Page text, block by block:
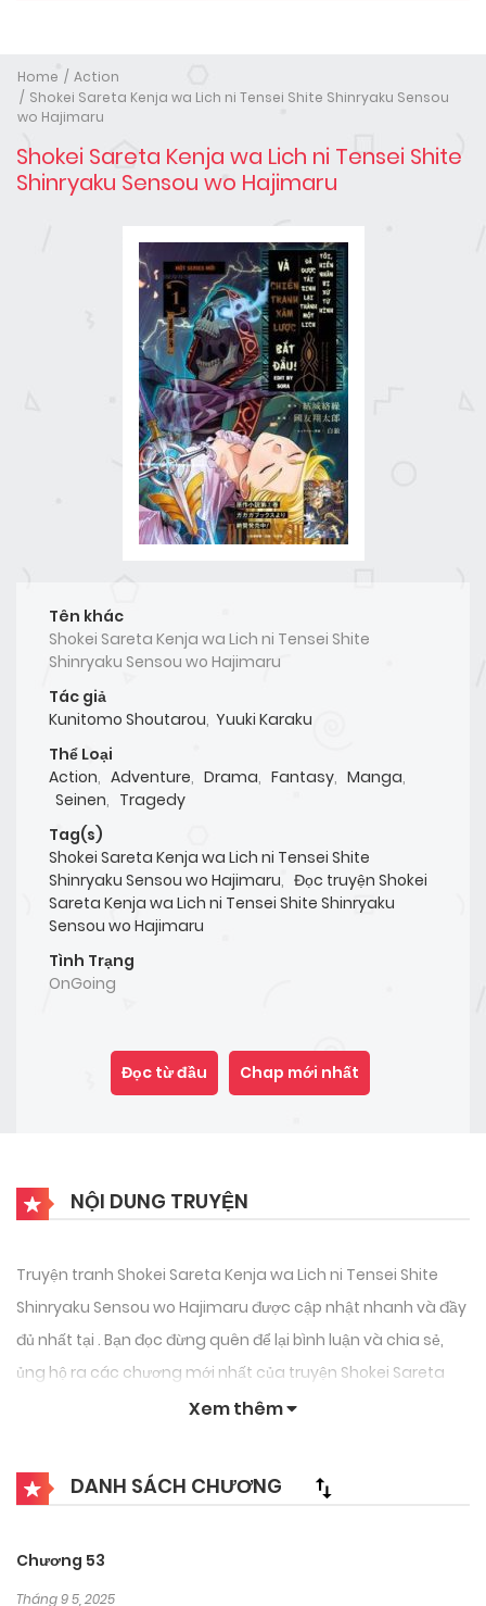
Home
Action
Shokei Sareta Kenja wa Lich ni Tensei Shite Shinryaku Sensou
wo Hajimaru
Shokei Sareta Kenja wa Lich ni Tensei Shite
Shinryaku Sensou wo Hajimaru
Tên khác
Shokei Sareta Kenja wa Lich ni Tensei Shite
Shinryaku Sensou wo Hajimaru
Tác giả
Kunitomo Shoutarou, Yuuki Karaku
Thể Loại
Action, Adventure, Drama, Fantasy, Manga,
Seinen, Tragedy
Tag(s)
Shokei Sareta Kenja wa Lich ni Tensei Shite
Shinryaku Sensou wo Hajimaru, Đọc truyện Shokei
Sareta Kenja wa Lich ni Tensei Shite Shinryaku
Sensou wo Hajimaru
Tình Trạng
OnGoing
Đọc từ đầu Chap mới nhất
NỘI DUNG TRUYỆN
Truyện tranh Shokei Sareta Kenja wa Lich ni Tensei Shite
Shinryaku Sensou wo Hajimaru được cập nhật nhanh và đầy
đủ nhất tại . Bạn đọc đừng quên để lại bình luận và chia sẻ,
ủng hộ ra các chương mới nhất của truyện Shokei Sareta
Kenja wa Lich ni Tensei Shite Shinryaku Sensou wo Hajimaru.
Xem thêm
DANH SÁCH CHƯƠNG
Chương 53
Tháng 9 5, 2025